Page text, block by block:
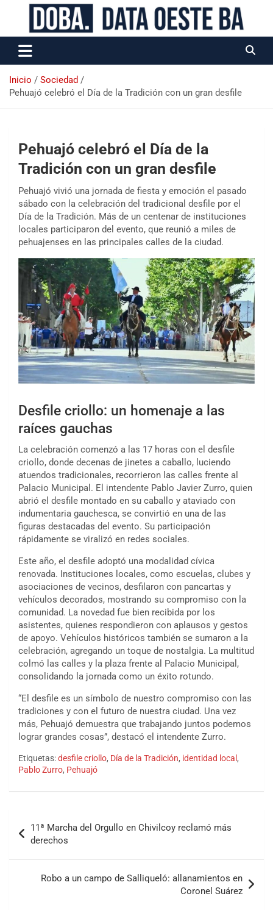
Data Oeste BA
Inicio
Sociedad
Pehuajó celebró el Día de la Tradición con un gran desfile
Pehuajó celebró el Día de la
Tradición con un gran desfile
Pehuajó vivió una jornada de fiesta y emoción el pasado
sábado con la celebración del tradicional desfile por el
Día de la Tradición. Más de un centenar de instituciones
locales participaron del evento, que reunió a miles de
pehuajenses en las principales calles de la ciudad.
Desfile criollo: un homenaje a las
raíces gauchas
La celebración comenzó a las 17 horas con el desfile
criollo, donde decenas de jinetes a caballo, luciendo
atuendos tradicionales, recorrieron las calles frente al
Palacio Municipal. El intendente Pablo Javier Zurro, quien
abrió el desfile montado en su caballo y ataviado con
indumentaria gauchesca, se convirtió en una de las
figuras destacadas del evento. Su participación
rápidamente se viralizó en redes sociales.
Este año, el desfile adoptó una modalidad cívica
renovada. Instituciones locales, como escuelas, clubes y
asociaciones de vecinos, desfilaron con pancartas y
vehículos decorados, mostrando su compromiso con la
comunidad. La novedad fue bien recibida por los
asistentes, quienes respondieron con aplausos y gestos
de apoyo. Vehículos históricos también se sumaron a la
celebración, agregando un toque de nostalgia. La multitud
colmó las calles y la plaza frente al Palacio Municipal,
consolidando la jornada como un éxito rotundo.
“El desfile es un símbolo de nuestro compromiso con las
tradiciones y con el futuro de nuestra ciudad. Una vez
más, Pehuajó demuestra que trabajando juntos podemos
lograr grandes cosas”, destacó el intendente Zurro.
Etiquetas:desfile criollo, Día de la Tradición, identidad local ,
Pablo Zurro, Pehuajó
11ª Marcha del Orgullo en Chivilcoy reclamó más
derechos
Robo a un campo de Salliqueló: allanamientos en
Coronel Suárez